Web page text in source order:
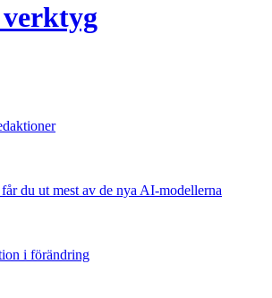
du ut mest av de nya AI-modellerna
i förändring